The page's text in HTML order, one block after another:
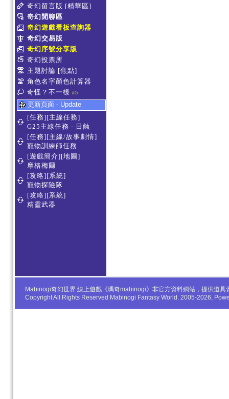
奇幻留言版 [精華區]
奇幻閒聊區
奇幻遊戲看板查詢器
奇幻交易版
奇幻序號分享版
奇幻投票所
主題討論 [焦點]
角色名字顏色計算器
奇怪？不一樣 #5
更新頁面 - Update
[任務][主線任務]
G25主線任務 - 日蝕
[任務][主線/故事劇情]
寵物訓練師任務
[遊戲簡介][地圖]
摩格梅爾
[攻略][系統]
寵物探險隊
[攻略][系統]
精靈武器
Mabinogi奇幻世界 線上遊戲《瑪奇mabinogi》非官方資料網站，提供道
Copyright All Rights Reserved Mabinogi Fantasy World. 2005-2026,